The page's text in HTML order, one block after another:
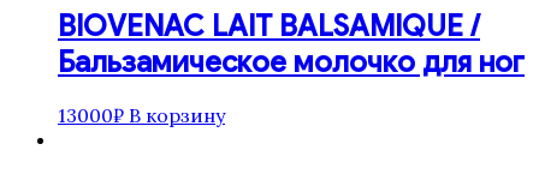
BIOVENAC LAIT BALSAMIQUE /
Бальзамическое молочко для ног
13000₽ В корзину